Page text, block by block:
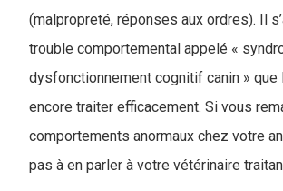
(malpropreté, réponses aux ordres). Il
trouble comportemental appelé «
dysfonctionnement cognitif canin » que
encore traiter efficacement. Si vous
comportements anormaux chez votre
pas à en parler à votre vétérinaire